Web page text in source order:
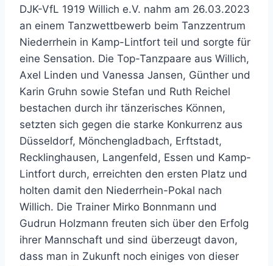
DJK-VfL 1919 Willich e.V. nahm am 26.03.2023
an einem Tanzwettbewerb beim Tanzzentrum
Niederrhein in Kamp-Lintfort teil und sorgte für
eine Sensation. Die Top-Tanzpaare aus Willich,
Axel Linden und Vanessa Jansen, Günther und
Karin Gruhn sowie Stefan und Ruth Reichel
bestachen durch ihr tänzerisches Können,
setzten sich gegen die starke Konkurrenz aus
Düsseldorf, Mönchengladbach, Erftstadt,
Recklinghausen, Langenfeld, Essen und Kamp-
Lintfort durch, erreichten den ersten Platz und
holten damit den Niederrhein-Pokal nach
Willich. Die Trainer Mirko Bonnmann und
Gudrun Holzmann freuten sich über den Erfolg
ihrer Mannschaft und sind überzeugt davon,
dass man in Zukunft noch einiges von dieser